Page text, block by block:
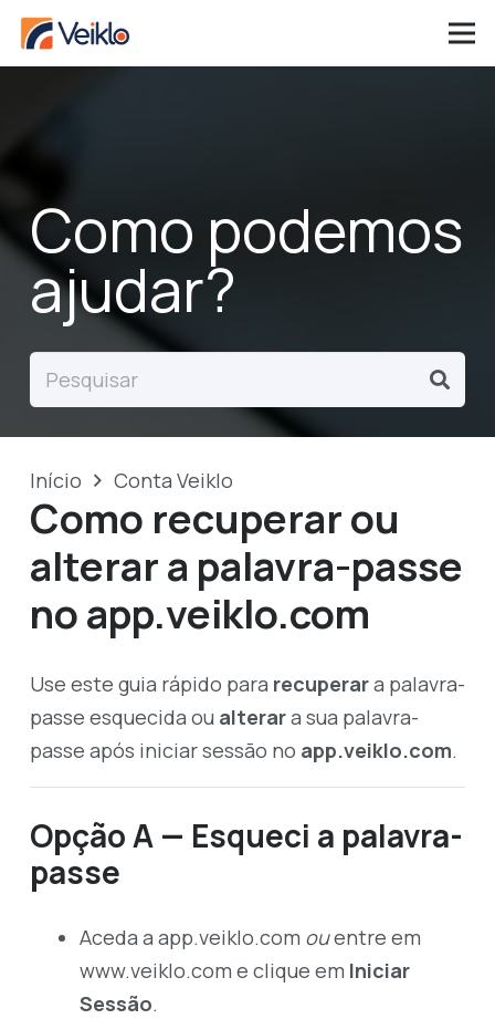
Como podemos
ajudar?
Início Conta Veiklo
Como recuperar ou
alterar a palavra-passe
no app.veiklo.com
Use este guia rápido para recuperara palavra-
passe esquecida ou alterara sua palavra-
passe após iniciar sessão no app.veiklo.com.
Opção A — Esqueci a palavra-
passe
Aceda a app.veiklo.com ouentre em
www.veiklo.com e clique em Iniciar
Sessão.